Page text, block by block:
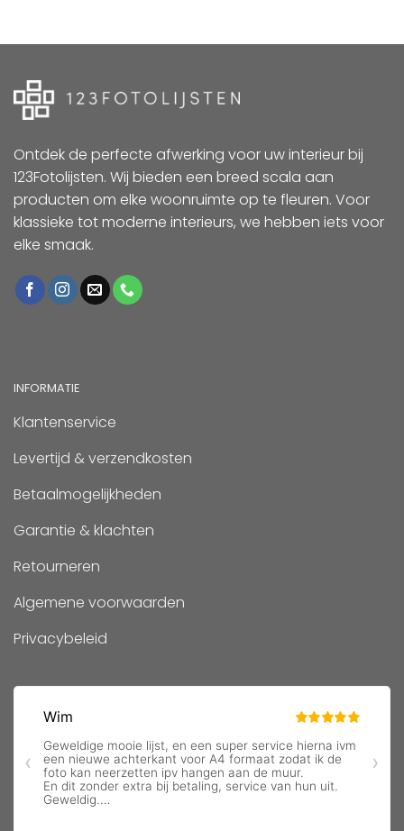
Ontdek de perfecte afwerking voor uw interieur bij
123Fotolijsten. Wij bieden een breed scala aan
producten om elke woonruimte op te fleuren. Voor
klassieke tot moderne interieurs, we hebben iets voor
elke smaak.
INFORMATIE
Klantenservice
Levertijd & verzendkosten
Betaalmogelijkheden
Garantie & klachten
Retourneren
Algemene voorwaarden
Privacybeleid